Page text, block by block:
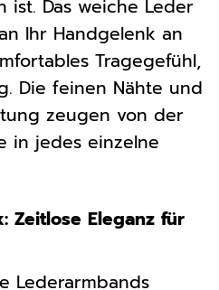
ist. Das weiche Leder
Ihr Handgelenk an
Tragegefühl,
Die feinen Nähte und
zeugen von der
in jedes einzelne
Zeitlose Eleganz für
Lederarmbands